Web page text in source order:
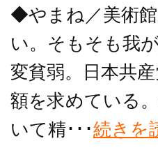
◆やまね／美術
い。そもそも我
変貧弱。日本共
額を求めている
いて精･･･続きを